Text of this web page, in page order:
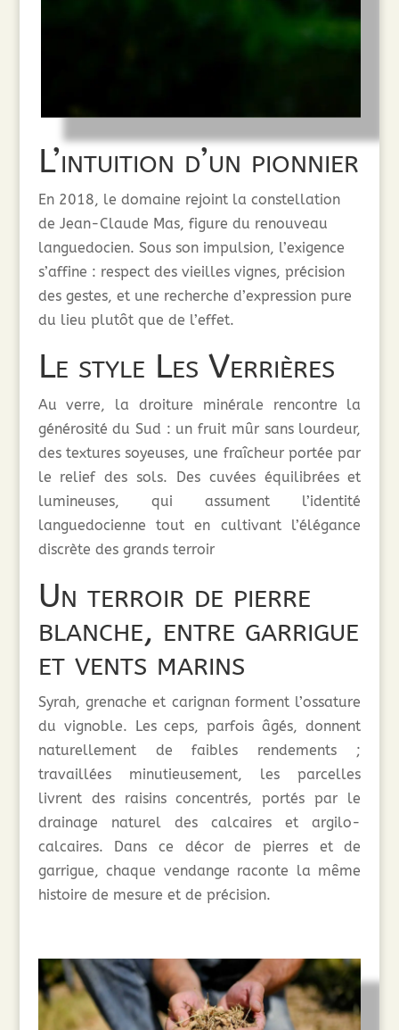
L’intuition d’un pionnier
En 2018, le domaine rejoint la constellation
de Jean-Claude Mas, figure du renouveau
languedocien. Sous son impulsion, l’exigence
s’affine : respect des vieilles vignes, précision
des gestes, et une recherche d’expression pure
du lieu plutôt que de l’effet.
Le style Les Verrières
Au verre, la droiture minérale rencontre la
générosité du Sud : un fruit mûr sans lourdeur,
des textures soyeuses, une fraîcheur portée par
le relief des sols. Des cuvées équilibrées et
lumineuses, qui assument l’identité
languedocienne tout en cultivant l’élégance
discrète des grands terroir
Un terroir de pierre
blanche, entre garrigue
et vents marins
Syrah, grenache et carignan forment l’ossature
du vignoble. Les ceps, parfois âgés, donnent
naturellement de faibles rendements ;
travaillées minutieusement, les parcelles
livrent des raisins concentrés, portés par le
drainage naturel des calcaires et argilo-
calcaires. Dans ce décor de pierres et de
garrigue, chaque vendange raconte la même
histoire de mesure et de précision.